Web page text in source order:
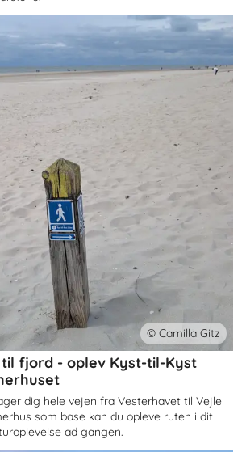
fjord - oplev Kyst-til-Kyst
dig hele vejen fra Vesterhavet til Vejle
som base kan du opleve ruten i dit
ad gangen.
© Camilla Gitz